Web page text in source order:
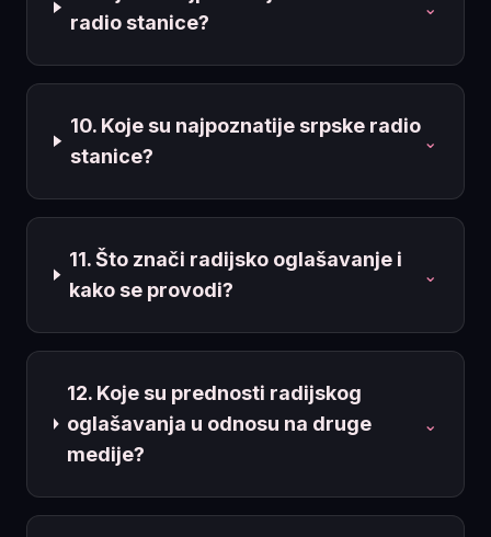
radio stanice?
⌄
10. Koje su najpoznatije srpske radio
stanice?
⌄
11. Što znači radijsko oglašavanje i
kako se provodi?
⌄
12. Koje su prednosti radijskog
oglašavanja u odnosu na druge
medije?
⌄